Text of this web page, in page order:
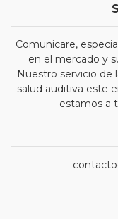
Comunicare,
en el mercado y
Nuestro servicio de
salud auditiva este
estamos a